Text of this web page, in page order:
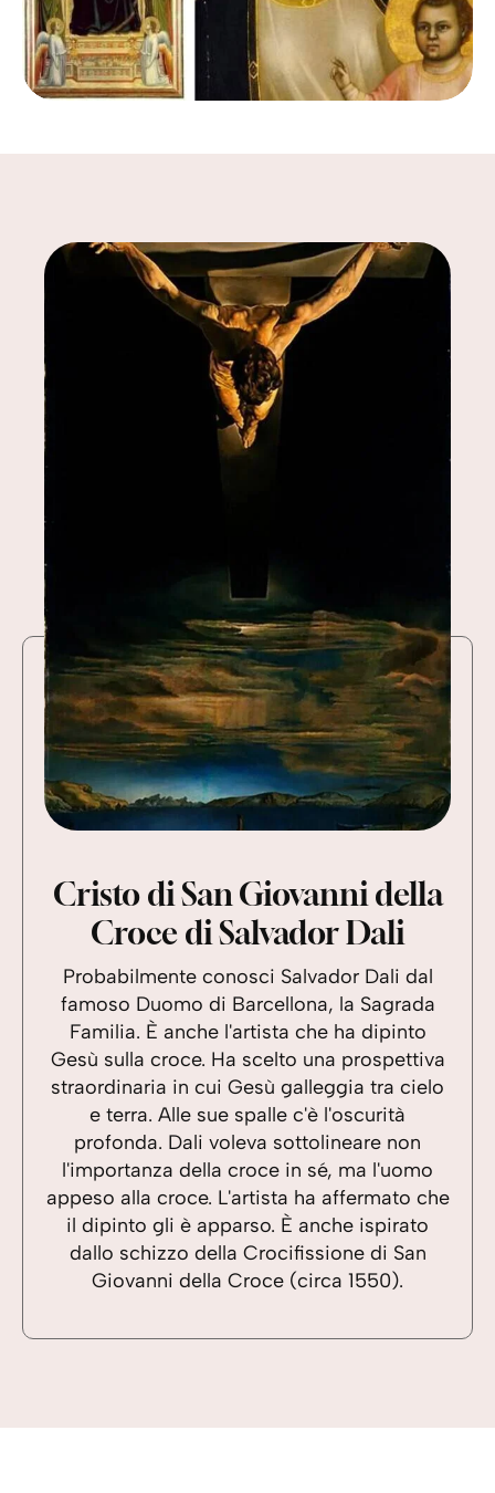
Cristo di San Giovanni della
Croce di Salvador Dali
Probabilmente conosci Salvador Dali dal
famoso Duomo di Barcellona, la Sagrada
Familia. È anche l'artista che ha dipinto
Gesù sulla croce. Ha scelto una prospettiva
straordinaria in cui Gesù galleggia tra cielo
e terra. Alle sue spalle c'è l'oscurità
profonda. Dali voleva sottolineare non
l'importanza della croce in sé, ma l'uomo
appeso alla croce. L'artista ha affermato che
il dipinto gli è apparso. È anche ispirato
dallo schizzo della Crocifissione di San
Giovanni della Croce (circa 1550).